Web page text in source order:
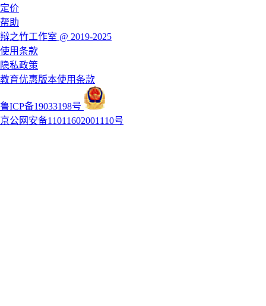
定价
帮助
辩之竹工作室 @ 2019-2025
使用条款
隐私政策
教育优惠版本使用条款
鲁ICP备19033198号
京公网安备11011602001110号